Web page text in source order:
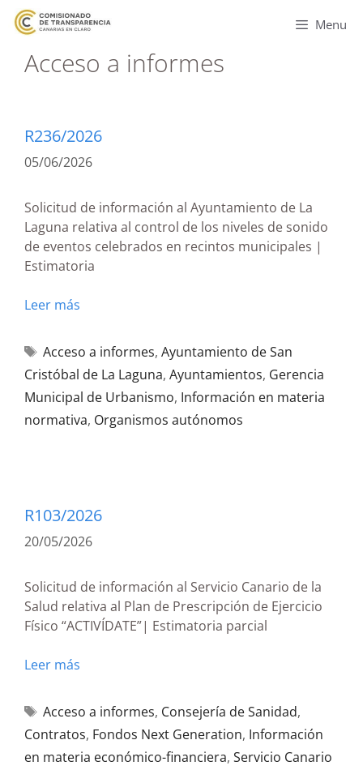
Menu
Acceso a informes
R236/2026
05/06/2026
Solicitud de información al Ayuntamiento de La
Laguna relativa al control de los niveles de sonido
de eventos celebrados en recintos municipales |
Estimatoria
Leer más
Acceso a informes, Ayuntamiento de San
Cristóbal de La Laguna, Ayuntamientos, Gerencia
Municipal de Urbanismo, Información en materia
normativa, Organismos autónomos
R103/2026
20/05/2026
Solicitud de información al Servicio Canario de la
Salud relativa al Plan de Prescripción de Ejercicio
Físico “ACTIVÍDATE”| Estimatoria parcial
Leer más
Acceso a informes, Consejería de Sanidad,
Contratos, Fondos Next Generation, Información
en materia económico-financiera, Servicio Canario